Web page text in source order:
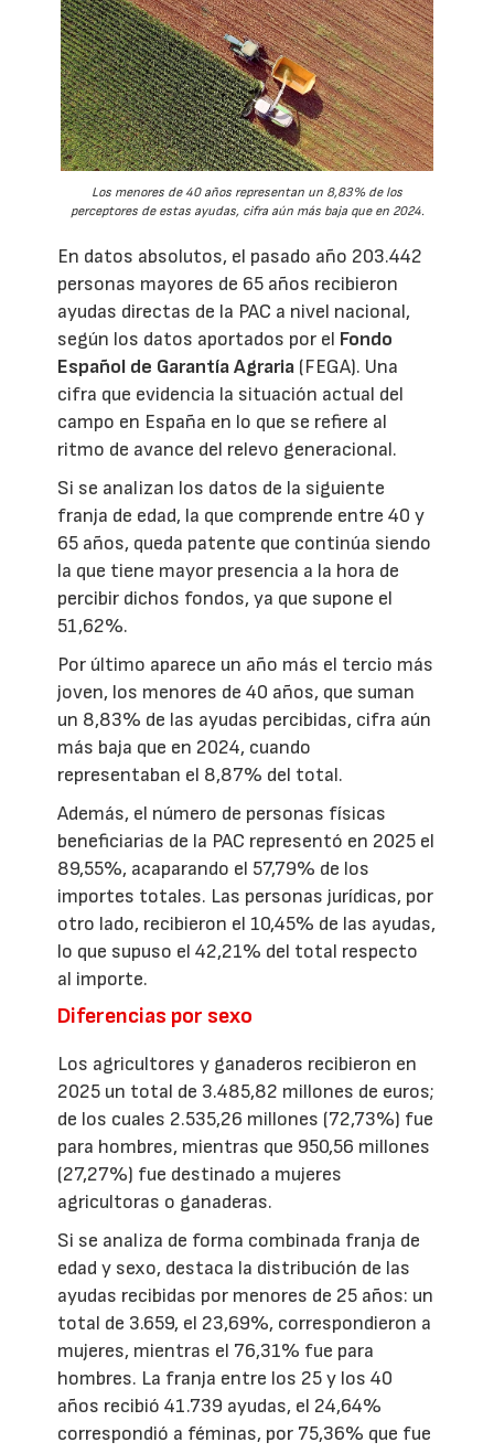
Los menores de 40 años representan un 8,83% de los
perceptores de estas ayudas, cifra aún más baja que en 2024.
En datos absolutos, el pasado año 203.442
personas mayores de 65 años recibieron
ayudas directas de la PAC a nivel nacional,
según los datos aportados por el Fondo
Español de Garantía Agraria (FEGA). Una
cifra que evidencia la situación actual del
campo en España en lo que se refiere al
ritmo de avance del relevo generacional.
Si se analizan los datos de la siguiente
franja de edad, la que comprende entre 40 y
65 años, queda patente que continúa siendo
la que tiene mayor presencia a la hora de
percibir dichos fondos, ya que supone el
51,62%.
Por último aparece un año más el tercio más
joven, los menores de 40 años, que suman
un 8,83% de las ayudas percibidas, cifra aún
más baja que en 2024, cuando
representaban el 8,87% del total.
Además, el número de personas físicas
beneficiarias de la PAC representó en 2025 el
89,55%, acaparando el 57,79% de los
importes totales. Las personas jurídicas, por
otro lado, recibieron el 10,45% de las ayudas,
lo que supuso el 42,21% del total respecto
al importe.
Diferencias por sexo
Los agricultores y ganaderos recibieron en
2025 un total de 3.485,82 millones de euros;
de los cuales 2.535,26 millones (72,73%) fue
para hombres, mientras que 950,56 millones
(27,27%) fue destinado a mujeres
agricultoras o ganaderas.
Si se analiza de forma combinada franja de
edad y sexo, destaca la distribución de las
ayudas recibidas por menores de 25 años: un
total de 3.659, el 23,69%, correspondieron a
mujeres, mientras el 76,31% fue para
hombres. La franja entre los 25 y los 40
años recibió 41.739 ayudas, el 24,64%
correspondió a féminas, por 75,36% que fue